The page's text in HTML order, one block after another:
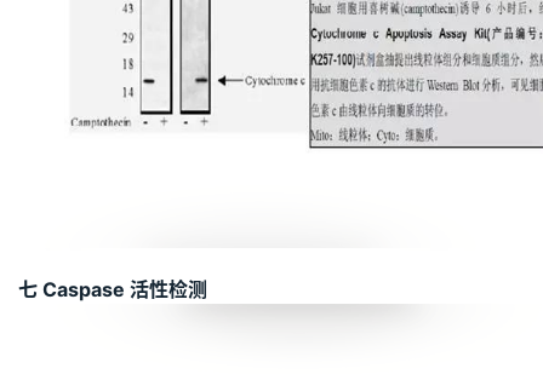
七 Caspase 活性检测